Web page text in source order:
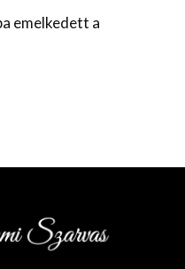
emelkedett a